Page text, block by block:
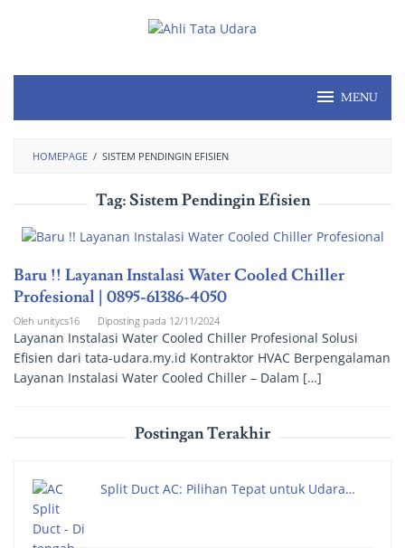
MENU
HOMEPAGE / SISTEM PENDINGIN EFISIEN
Tag:Sistem Pendingin Efisien
Baru !! Layanan Instalasi Water Cooled Chiller
Profesional | 0895-61386-4050
Oleh unitycs16 Diposting pada 12/11/2024
Layanan Instalasi Water Cooled Chiller Profesional Solusi
Efisien dari tata-udara.my.id Kontraktor HVAC Berpengalaman
Layanan Instalasi Water Cooled Chiller – Dalam […]
Postingan Terakhir
Split Duct AC: Pilihan Tepat untuk Udara…